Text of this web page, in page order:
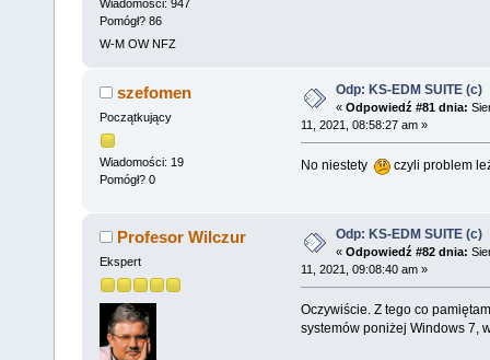
Wiadomości: 947
Pomógł? 86
W-M OW NFZ
szefomen
Początkujący
Wiadomości: 19
Pomógł? 0
Odp: KS-EDM SUITE (c)
« Odpowiedź #81 dnia:
11, 2021, 08:58:27 am »
No niestety czyli problem
Profesor Wilczur
Ekspert
Odp: KS-EDM SUITE (c)
« Odpowiedź #82 dnia:
11, 2021, 09:08:40 am »
Oczywiście. Z tego co
systemów poniżej Windows 7,